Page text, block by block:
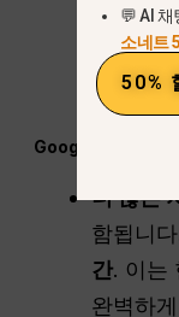
능은 다
검토가
연될 수
Google 에코시스템
더 많은
함됩니
간. 이는
완벽하
💬 AI 채
소네트 5
50%